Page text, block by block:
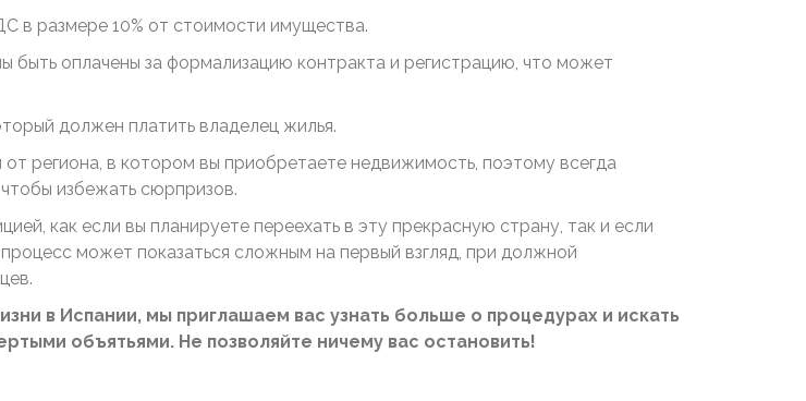
в размере 10% от стоимости имущества.
быть оплачены за формализацию контракта и регистрацию, что может
должен платить владелец жилья.
региона, в котором вы приобретаете недвижимость, поэтому всегда
избежать сюрпризов.
как если вы планируете переехать в эту прекрасную страну, так и если
может показаться сложным на первый взгляд, при должной
в Испании, мы приглашаем вас узнать больше о процедурах и искать
объятьями. Не позволяйте ничему вас остановить!